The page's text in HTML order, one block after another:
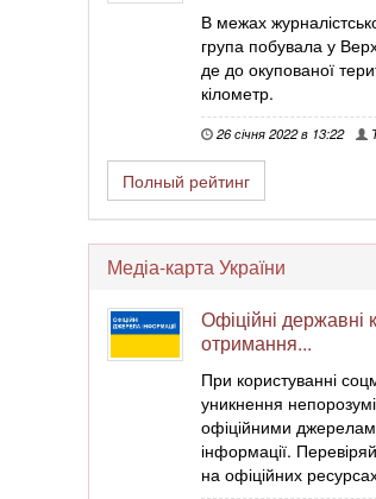
В межах
група побувала у
де до окупованої
кілометр.
26 січня 2022 в 13:22
Полный рейтинг
Медіа-карта України
Офіційні державні
отримання...
При користуванні
уникнення
офіційними
інформації.
на офіційних